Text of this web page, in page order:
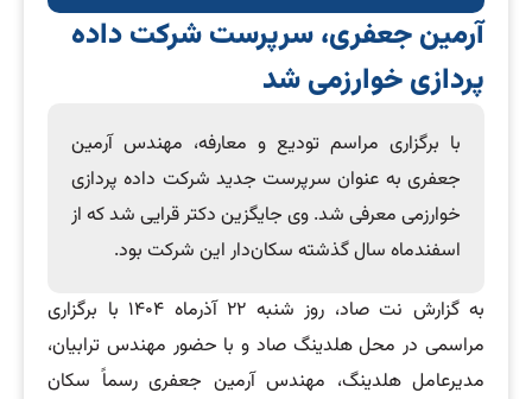
آرمین جعفری، سرپرست شرکت داده
پردازی خوارزمی شد
با برگزاری مراسم تودیع و معارفه، مهندس آرمین
جعفری به عنوان سرپرست جدید شرکت داده پردازی
خوارزمی معرفی شد. وی جایگزین دکتر قرایی شد که از
اسفندماه سال گذشته سکان‌دار این شرکت بود.
به گزارش نت صاد، روز شنبه ۲۲ آذرماه ۱۴۰۴ با برگزاری
مراسمی در محل هلدینگ صاد و با حضور مهندس ترابیان،
مدیرعامل هلدینگ، مهندس آرمین جعفری رسماً سکان